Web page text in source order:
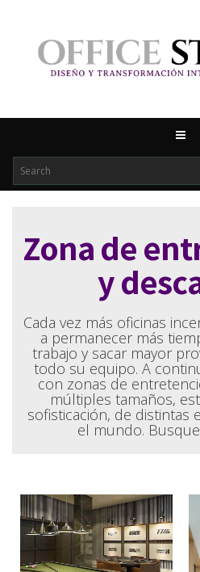
Zona de
y
Cada vez más oficinas
a permanecer más
trabajo y sacar mayor
todo su equipo. A
con zonas de
múltiples tamaños,
sofisticación, de distintas
el mundo.